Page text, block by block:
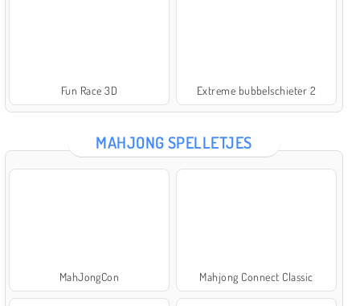
Fun Race 3D Extreme bubbelschieter 2
MAHJONG SPELLETJES
MahJongCon Mahjong Connect Classic